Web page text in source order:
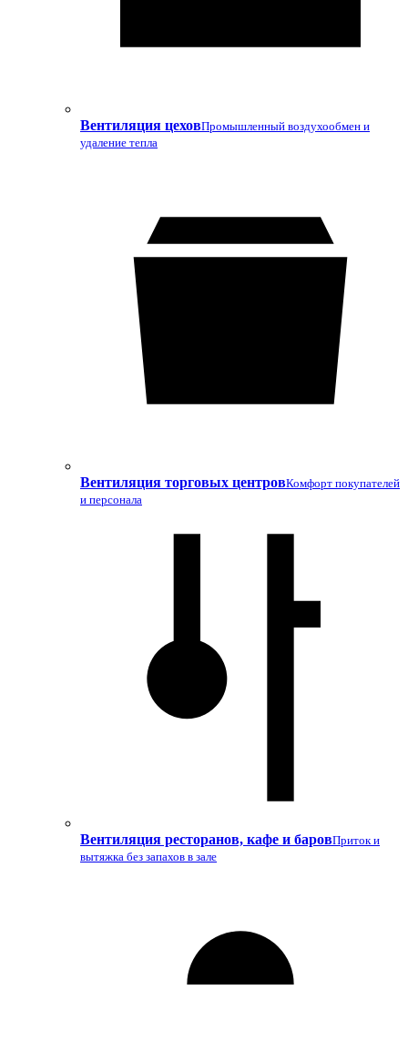
Вентиляция цеховПромышленный воздухообмен и
удаление тепла
Вентиляция торговых центровКомфорт покупателей
и персонала
Вентиляция ресторанов, кафе и баровПриток и
вытяжка без запахов в зале